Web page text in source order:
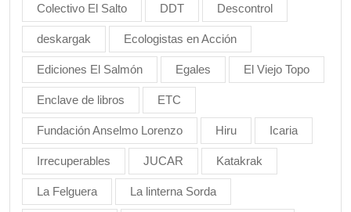
Colectivo El Salto DDT Descontrol
deskargak Ecologistas en Acción
Ediciones El Salmón Egales El Viejo Topo
Enclave de libros ETC
Fundación Anselmo Lorenzo Hiru Icaria
Irrecuperables JUCAR Katakrak
La Felguera La linterna Sorda